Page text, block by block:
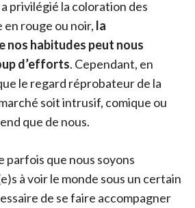
privilégié la coloration des
rouge ou noir, la
nos habitudes peut nous
d’efforts. Cependant, en
le regard réprobateur de la
soit intrusif, comique ou
que de nous.
parfois que nous soyons
à voir le monde sous un certain
de se faire accompagner